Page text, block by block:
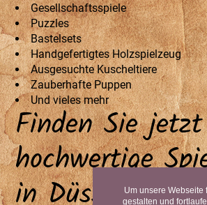
Gesellschaftsspiele
Puzzles
Bastelsets
Handgefertigtes Holzspielzeug
Ausgesuchte Kuscheltiere
Zauberhafte Puppen
Und vieles mehr
Finden Sie jetzt
hochwertige
in Düsseldorf
Um unsere Webseite
gestalten und